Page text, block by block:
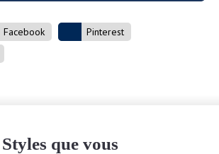
Facebook
Pinterest
Styles que vous